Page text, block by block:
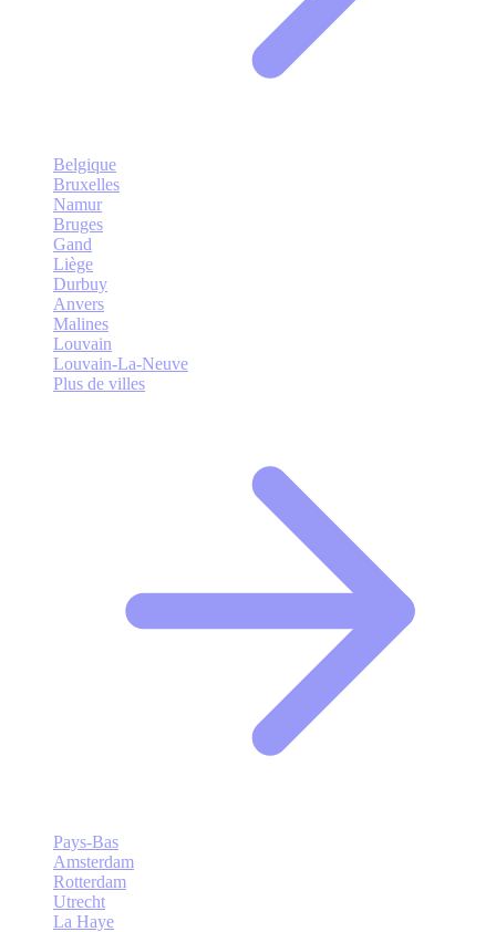
Belgique
Bruxelles
Namur
Bruges
Gand
Liège
Durbuy
Anvers
Malines
Louvain
Louvain-La-Neuve
Plus de villes
Pays-Bas
Amsterdam
Rotterdam
Utrecht
La Haye